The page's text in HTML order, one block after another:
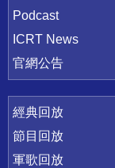
Podcast
ICRT News
官網公告
經典回放
節目回放
軍歌回放